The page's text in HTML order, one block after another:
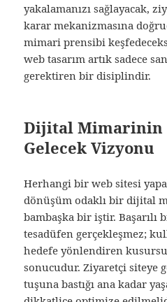
yakalamanızı sağlayacak,
karar mekanizmasına
mimari prensibi
web tasarım artık sadece
gerektiren bir disiplindir.
Dijital Mimarinin
Gelecek Vizyonu
Herhangi bir web sitesi
dönüşüm odaklı bir dijital
bambaşka bir iştir. Başarılı
tesadüfen gerçekleşmez;
hedefe yönlendiren
sonucudur. Ziyaretçi siteye
tuşuna bastığı ana kadar